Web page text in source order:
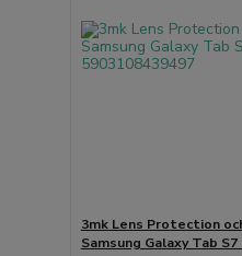
3mk Lens Protection
Samsung Galaxy Tab S7